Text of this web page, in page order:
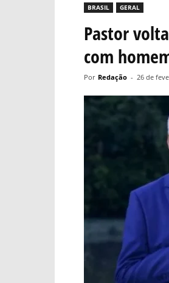
BRASIL GERAL
Pastor
com
Por Redação - 26 de